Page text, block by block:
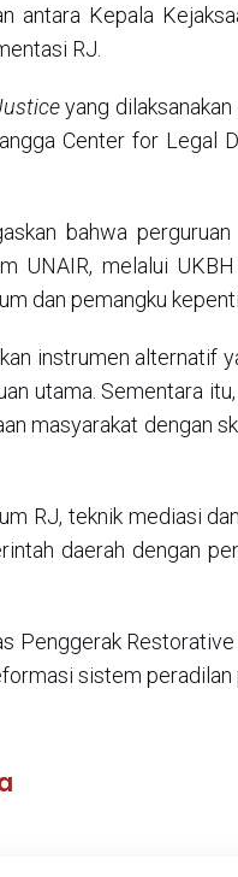
antara Kepala
RJ.
yang
Center for Legal
bahwa
UNAIR, melalui
dan pemangku
instrumen alternatif
utama. Sementara itu,
masyarakat dengan
RJ, teknik mediasi
daerah dengan
Penggerak
sistem peradilan